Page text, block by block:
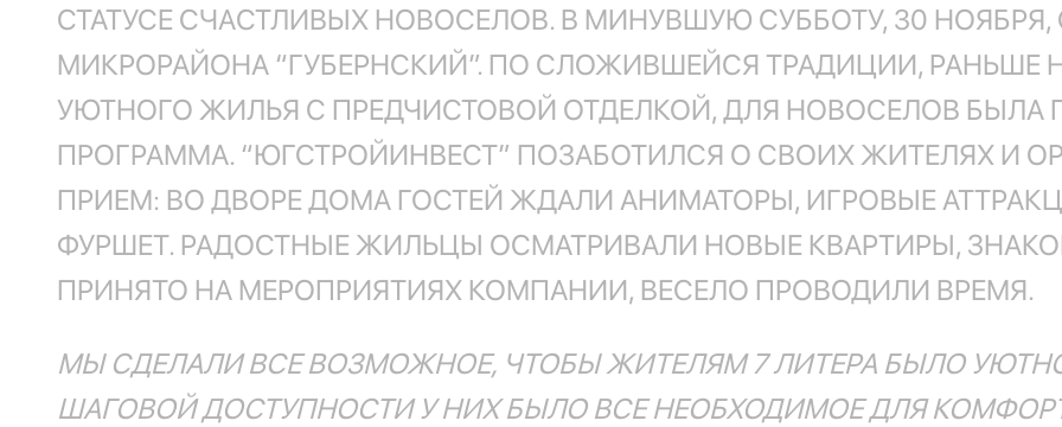
СТАТУСЕ СЧАСТЛИВЫХ НОВОСЕЛОВ. В МИНУВШУЮ СУББОТУ, 30 НОЯБРЯ,
МИКРОРАЙОНА “ГУБЕРНСКИЙ”. ПО СЛОЖИВШЕЙСЯ ТРАДИЦИИ, РАНЬШЕ
УЮТНОГО ЖИЛЬЯ С ПРЕДЧИСТОВОЙ ОТДЕЛКОЙ, ДЛЯ НОВОСЕЛОВ БЫЛА
ПРОГРАММА. “ЮГСТРОЙИНВЕСТ” ПОЗАБОТИЛСЯ О СВОИХ ЖИТЕЛЯХ И
ПРИЕМ: ВО ДВОРЕ ДОМА ГОСТЕЙ ЖДАЛИ АНИМАТОРЫ, ИГРОВЫЕ
ФУРШЕТ. РАДОСТНЫЕ ЖИЛЬЦЫ ОСМАТРИВАЛИ НОВЫЕ КВАРТИРЫ,
ПРИНЯТО НА МЕРОПРИЯТИЯХ КОМПАНИИ, ВЕСЕЛО ПРОВОДИЛИ ВРЕМЯ.
МЫ СДЕЛАЛИ ВСЕ ВОЗМОЖНОЕ, ЧТОБЫ ЖИТЕЛЯМ 7 ЛИТЕРА БЫЛО УЮТНО
ШАГОВОЙ ДОСТУПНОСТИ У НИХ БЫЛО ВСЕ НЕОБХОДИМОЕ ДЛЯ